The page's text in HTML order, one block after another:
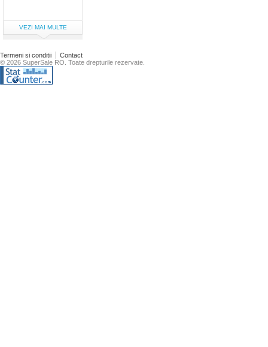
VEZI MAI MULTE
Termeni si conditii
Contact
© 2026 SuperSale RO. Toate drepturile rezervate.